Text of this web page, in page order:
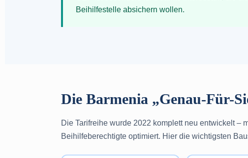
Beihilfestelle absichern wollen.
Die Barmenia „Genau-Für-
Die Tarifreihe wurde 2022 komplett neu entwickelt –
Beihilfeberechtigte optimiert. Hier die wichtigsten